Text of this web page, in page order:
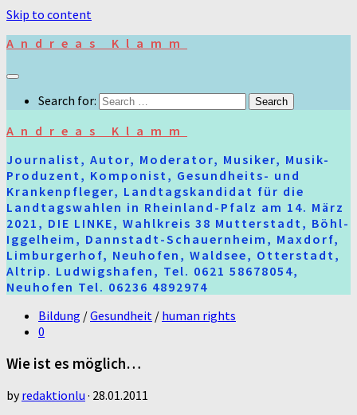
Skip to content
Andreas Klamm
Search for:
Andreas Klamm
Journalist, Autor, Moderator, Musiker, Musik-
Produzent, Komponist, Gesundheits- und
Krankenpfleger, Landtagskandidat für die
Landtagswahlen in Rheinland-Pfalz am 14. März
2021, DIE LINKE, Wahlkreis 38 Mutterstadt, Böhl-
Iggelheim, Dannstadt-Schauernheim, Maxdorf,
Limburgerhof, Neuhofen, Waldsee, Otterstadt,
Altrip. Ludwigshafen, Tel. 0621 58678054,
Neuhofen Tel. 06236 4892974
Bildung /Gesundheit / human rights
0
Wie ist es möglich…
byredaktionlu · 28.01.2011